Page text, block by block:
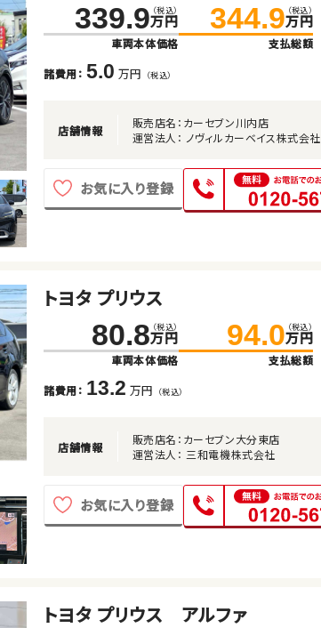
339.9 （税込）
万円
車両本体価格
344.9 （税込）
万円
支払総額
諸費用： 5.0 万円 （税込）
店舗情報
販売店名：カーセブン川内店
運営法人： ノヴィルカーベイス株式会社
お気に入り登録
トヨタ プリウス
80.8 （税込）
万円
車両本体価格
94.0 （税込）
万円
支払総額
諸費用： 13.2 万円 （税込）
店舗情報
販売店名：カーセブン大分東店
運営法人： 三和電機株式会社
お気に入り登録
トヨタ プリウス アルファ